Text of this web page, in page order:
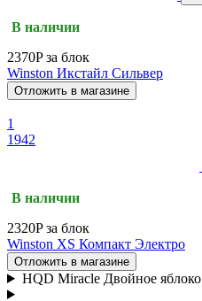
В наличии
2370P за блок
Winston Икстайл Сильвер
Отложить в магазине
1
1942
В наличии
2320P за блок
Winston XS Компакт Электро
Отложить в магазине
HQD Miracle Двойное яблоко